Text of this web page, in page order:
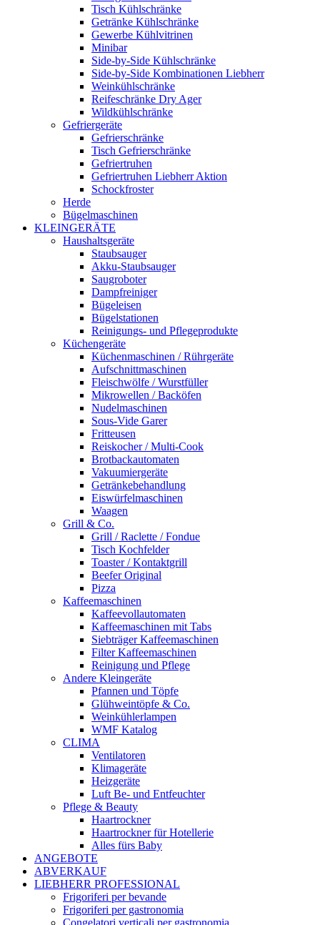
Tisch Kühlschränke
Getränke Kühlschränke
Gewerbe Kühlvitrinen
Minibar
Side-by-Side Kühlschränke
Side-by-Side Kombinationen Liebherr
Weinkühlschränke
Reifeschränke Dry Ager
Wildkühlschränke
Gefriergeräte
Gefrierschränke
Tisch Gefrierschränke
Gefriertruhen
Gefriertruhen Liebherr Aktion
Schockfroster
Herde
Bügelmaschinen
KLEINGERÄTE
Haushaltsgeräte
Staubsauger
Akku-Staubsauger
Saugroboter
Dampfreiniger
Bügeleisen
Bügelstationen
Reinigungs- und Pflegeprodukte
Küchengeräte
Küchenmaschinen / Rührgeräte
Aufschnittmaschinen
Fleischwölfe / Wurstfüller
Mikrowellen / Backöfen
Nudelmaschinen
Sous-Vide Garer
Fritteusen
Reiskocher / Multi-Cook
Brotbackautomaten
Vakuumiergeräte
Getränkebehandlung
Eiswürfelmaschinen
Waagen
Grill & Co.
Grill / Raclette / Fondue
Tisch Kochfelder
Toaster / Kontaktgrill
Beefer Original
Pizza
Kaffeemaschinen
Kaffeevollautomaten
Kaffeemaschinen mit Tabs
Siebträger Kaffeemaschinen
Filter Kaffeemaschinen
Reinigung und Pflege
Andere Kleingeräte
Pfannen und Töpfe
Glühweintöpfe & Co.
Weinkühlerlampen
WMF Katalog
CLIMA
Ventilatoren
Klimageräte
Heizgeräte
Luft Be- und Entfeuchter
Pflege & Beauty
Haartrockner
Haartrockner für Hotellerie
Alles fürs Baby
ANGEBOTE
ABVERKAUF
LIEBHERR PROFESSIONAL
Frigoriferi per bevande
Frigoriferi per gastronomia
Congelatori verticali per gastronomia